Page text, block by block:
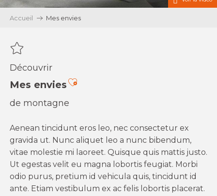
Accueil Mes envies
Découvrir
Mes enviesAjouter aux favoris
de montagne
Aenean tincidunt eros leo, nec consectetur ex
gravida ut. Nunc aliquet leo a nunc bibendum,
vitae molestie mi laoreet. Quisque quis mattis justo.
Ut egestas velit eu magna lobortis feugiat. Morbi
odio purus, pretium id vehicula quis, tincidunt id
ante. Etiam vestibulum ex ac felis lobortis placerat.